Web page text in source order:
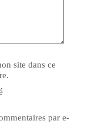
site dans ce
par e-